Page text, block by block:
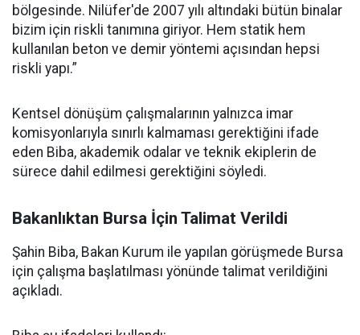
bölgesinde. Nilüfer'de 2007 yılı altındaki bütün binalar
bizim için riskli tanımına giriyor. Hem statik hem
kullanılan beton ve demir yöntemi açısından hepsi
riskli yapı.”
Kentsel dönüşüm çalışmalarının yalnızca imar
komisyonlarıyla sınırlı kalmaması gerektiğini ifade
eden Biba, akademik odalar ve teknik ekiplerin de
sürece dahil edilmesi gerektiğini söyledi.
Bakanlıktan Bursa İçin Talimat Verildi
Şahin Biba, Bakan Kurum ile yapılan görüşmede Bursa
için çalışma başlatılması yönünde talimat verildiğini
açıkladı.